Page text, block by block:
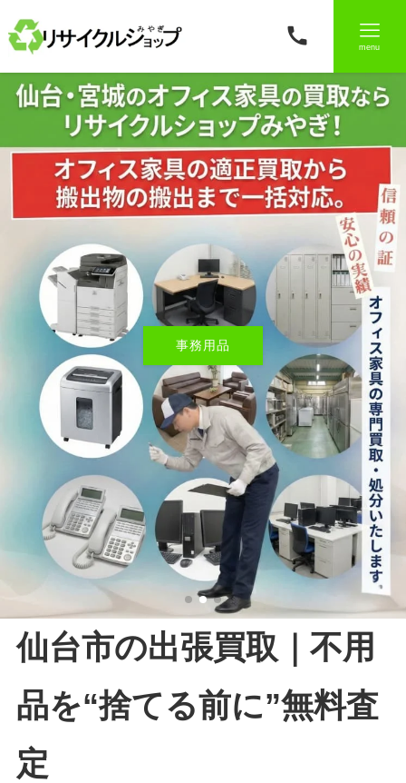
menu
厨房機器
TOP
事務用品
厨房機器
TOP
仙台市の出張買取｜不用
品を“捨てる前に”無料査
定